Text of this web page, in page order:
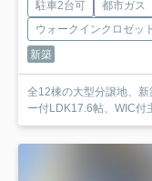
駐車2台可 都市ガス
ウォークインクロゼット
新築
全12棟の大型分譲地、新築一戸建
ー付LDK17.6帖、WIC付